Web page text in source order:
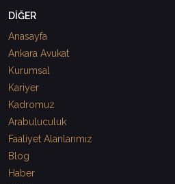
DİĞER
Anasayfa
Ankara Avukat
Kurumsal
Kariyer
Kadromuz
Arabuluculuk
Faaliyet Alanlarımız
Blog
Haber